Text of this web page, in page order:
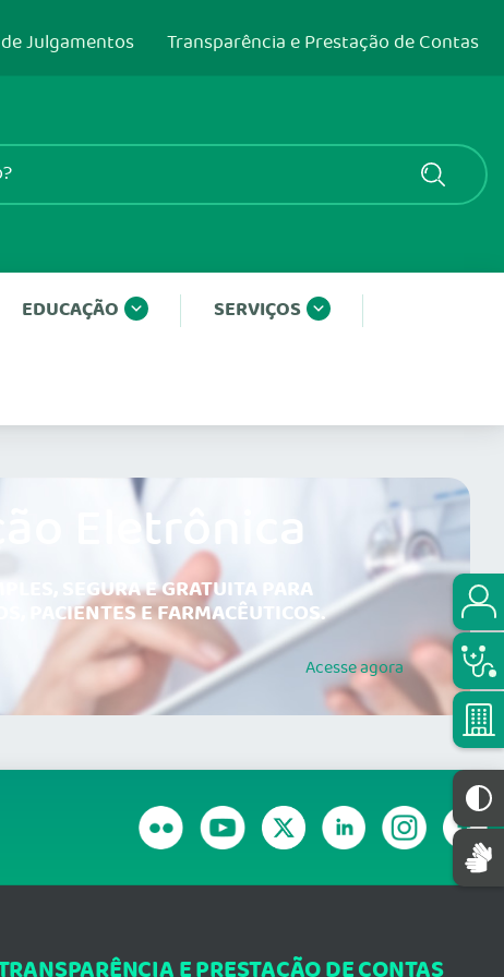
Julgamentos Transparência e Prestação de Contas
EDUCAÇÃO SERVIÇOS
Eletrônica
SEGURA E GRATUITA PARA
PACIENTES E FARMACÊUTICOS.
Acesseagora